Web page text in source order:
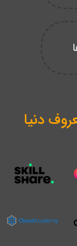
دنیا